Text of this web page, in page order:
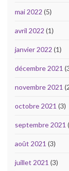
mai 2022 (5)
avril 2022 (1)
janvier 2022 (1)
décembre 2021
novembre 2021
octobre 2021 (3)
septembre 2021
août 2021 (3)
juillet 2021 (3)